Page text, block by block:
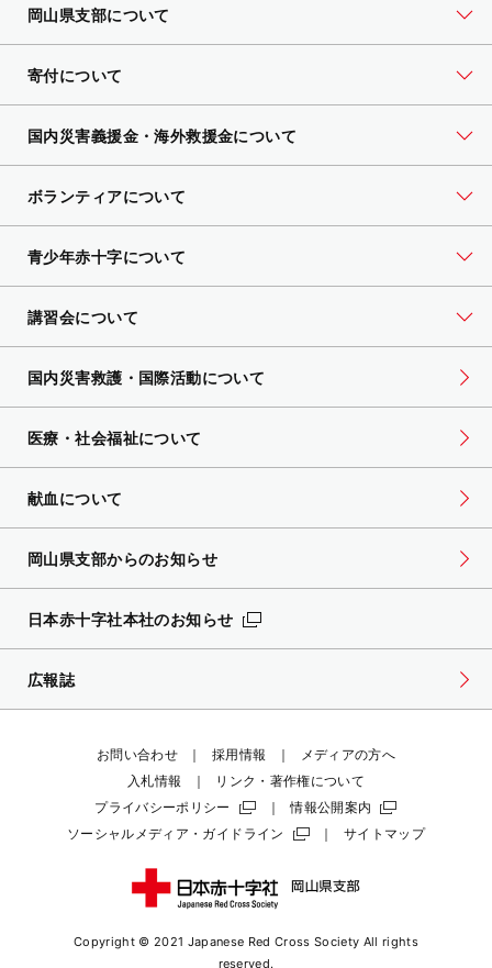
岡山県支部について
寄付について
国内災害義援金・海外救援金について
ボランティアについて
青少年赤十字について
講習会について
国内災害救護・国際活動について
医療・社会福祉について
献血について
岡山県支部からのお知らせ
日本赤十字社本社のお知らせ
広報誌
お問い合わせ 採用情報
メディアの方へ
入札情報
リンク・著作権について
プライバシーポリシー
情報公開案内
ソーシャルメディア・ガイドライン
サイトマップ
Copyright © 2021 Japanese Red Cross Society All rights
reserved.